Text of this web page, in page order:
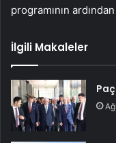
programının
İlgili Makaleler